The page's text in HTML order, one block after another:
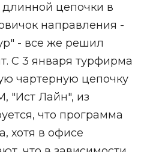
цепочки в
направления -
- все же решил
С 3 января турфирма
чартерную цепочку
"Ист Лайн", из
что программа
хотя в офисе